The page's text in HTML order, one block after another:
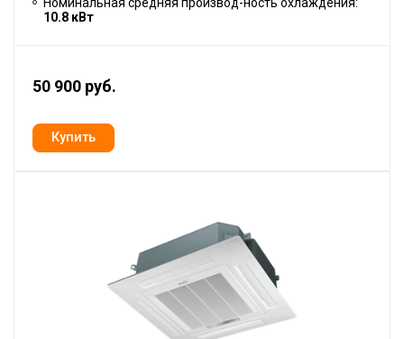
10.8 кВт
50 900 руб.